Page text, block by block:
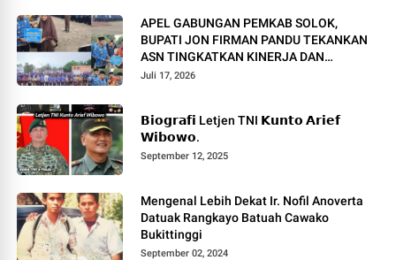
APEL GABUNGAN PEMKAB SOLOK,
BUPATI JON FIRMAN PANDU TEKANKAN
ASN TINGKATKAN KINERJA DAN
PELAYANAN MASYARAKAT.
Juli 17, 2026
𝗕𝗶𝗼𝗴𝗿𝗮𝗳𝗶 Letjen TNI 𝗞𝘂𝗻𝘁𝗼 𝗔𝗿𝗶𝗲𝗳
𝗪𝗶𝗯𝗼𝘄𝗼.
September 12, 2025
Mengenal Lebih Dekat Ir. Nofil Anoverta
Datuak Rangkayo Batuah Cawako
Bukittinggi
September 02, 2024